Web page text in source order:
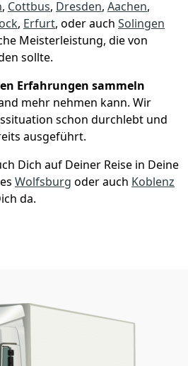
, Cottbus, Dresden, Aachen,
, Erfurt, oder auch Solingen
Meisterleistung, die von
sollte.
Erfahrungen sammeln
mehr nehmen kann. Wir
schon durchlebt und
ausgeführt.
Dich auf Deiner Reise in Deine
Wolfsburg oder auch Koblenz
da.